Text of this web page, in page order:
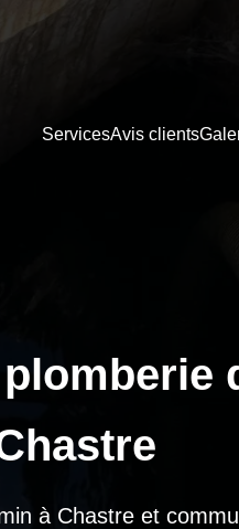
ServicesAvis clients
à Chastre et